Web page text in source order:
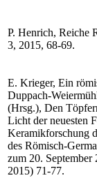
P. Henrich, Reiche
3, 2015, 68-69.
E. Krieger, Ein
Duppach-
(Hrsg.), Den
Licht der neuesten
Keramikforschung
des Römisch-
zum 20.
2015) 71-77.